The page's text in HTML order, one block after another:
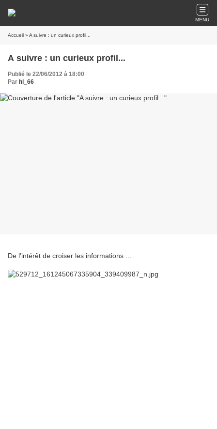
MENU
Accueil » A suivre : un curieux profil...
A suivre : un curieux profil...
Publié le 22/06/2012 à 18:00
Par hl_66
De l'intérêt de croiser les informations ...